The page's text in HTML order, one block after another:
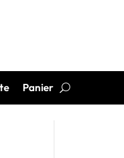
Panier